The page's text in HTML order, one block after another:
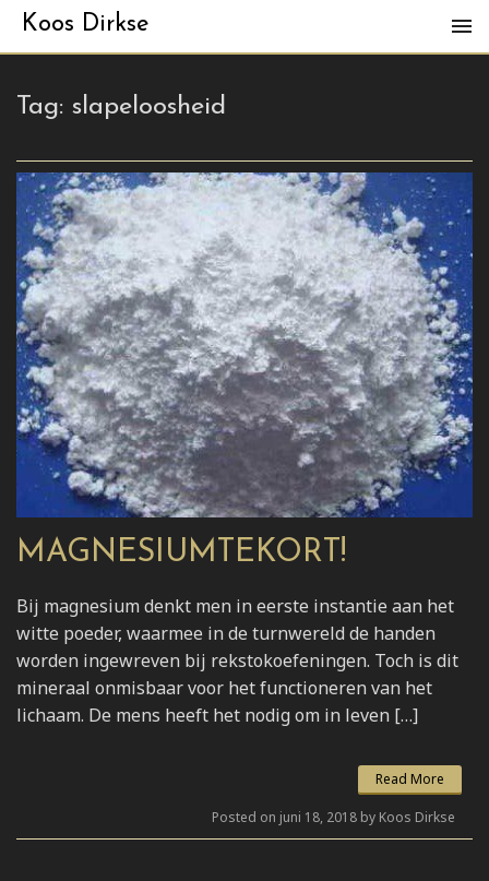
Koos Dirkse
Tag: slapeloosheid
MAGNESIUMTEKORT!
Bij magnesium denkt men in eerste instantie aan het
witte poeder, waarmee in de turnwereld de handen
worden ingewreven bij rekstokoefeningen. Toch is dit
mineraal onmisbaar voor het functioneren van het
lichaam. De mens heeft het nodig om in leven […]
Read More
Posted on juni 18, 2018 by Koos Dirkse